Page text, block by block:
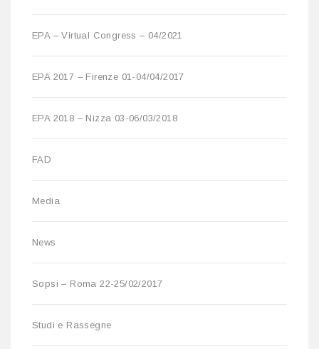
EPA – Virtual Congress – 04/2021
EPA 2017 – Firenze 01-04/04/2017
EPA 2018 – Nizza 03-06/03/2018
FAD
Media
News
Sopsi – Roma 22-25/02/2017
Studi e Rassegne